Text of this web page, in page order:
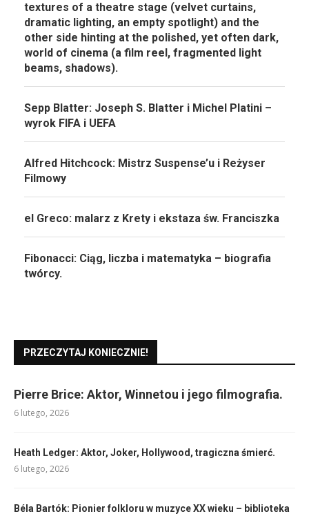
textures of a theatre stage (velvet curtains,
dramatic lighting, an empty spotlight) and the
other side hinting at the polished, yet often dark,
world of cinema (a film reel, fragmented light
beams, shadows).
Sepp Blatter: Joseph S. Blatter i Michel Platini –
wyrok FIFA i UEFA
Alfred Hitchcock: Mistrz Suspense’u i Reżyser
Filmowy
el Greco: malarz z Krety i ekstaza św. Franciszka
Fibonacci: Ciąg, liczba i matematyka – biografia
twórcy.
PRZECZYTAJ KONIECZNIE!
Pierre Brice: Aktor, Winnetou i jego filmografia.
6 lutego, 2026
Heath Ledger: Aktor, Joker, Hollywood, tragiczna śmierć.
6 lutego, 2026
Béla Bartók: Pionier folkloru w muzyce XX wieku – biblioteka